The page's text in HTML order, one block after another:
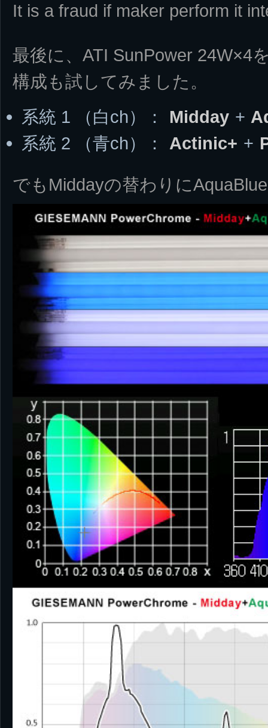
It is a fraud if maker perform it
最後に、ATI SunPower 24W×4
構成も試してみました。
系統 1 （白ch）：
Midday +
系統 2 （青ch）： Actinic+ +
でもMiddayの替わりに